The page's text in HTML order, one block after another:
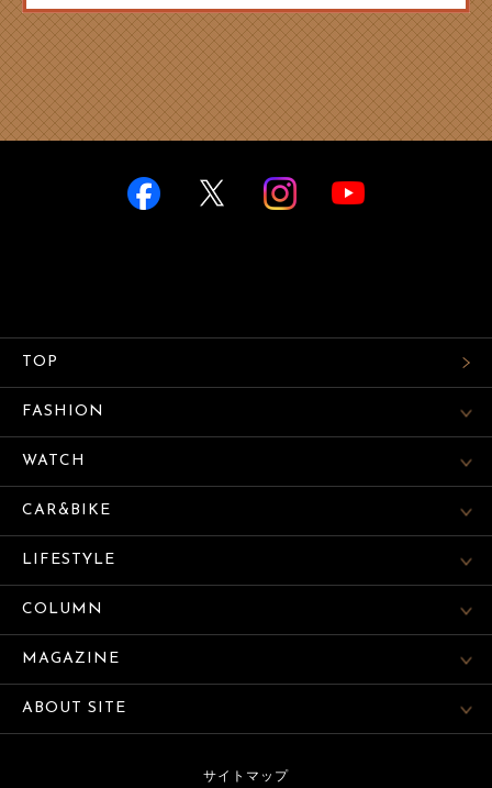
TOP
FASHION
WATCH
CAR&BIKE
LIFESTYLE
COLUMN
MAGAZINE
ABOUT SITE
サイトマップ